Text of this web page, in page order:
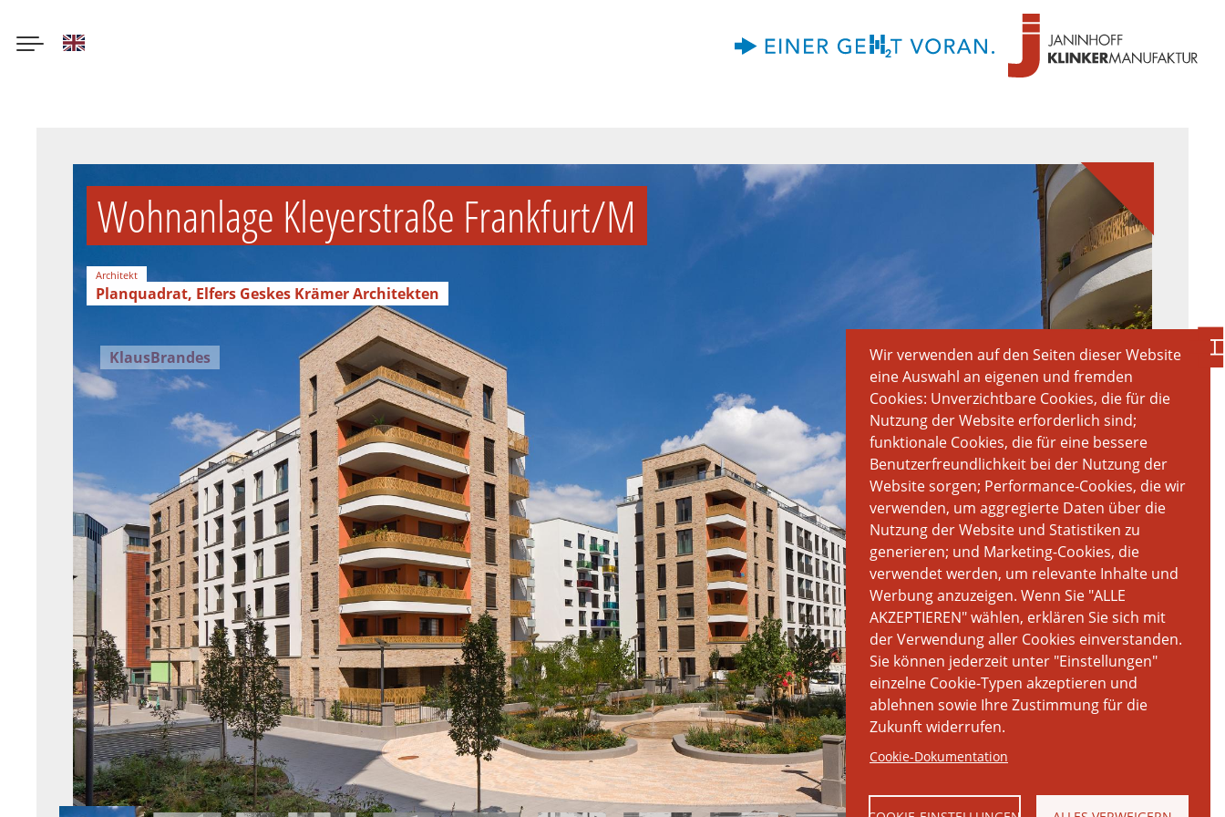
Wohnanlage Kleyerstraße Frankfurt/M
Architekt
Planquadrat, Elfers Geskes Krämer Architekten
KlausBrandes
Wir verwenden auf den Seiten dieser Website
eine Auswahl an eigenen und fremden
Cookies: Unverzichtbare Cookies, die für die
Nutzung der Website erforderlich sind;
funktionale Cookies, die für eine bessere
Benutzerfreundlichkeit bei der Nutzung der
Website sorgen; Performance-Cookies, die wir
verwenden, um aggregierte Daten über die
Nutzung der Website und Statistiken zu
generieren; und Marketing-Cookies, die
verwendet werden, um relevante Inhalte und
Werbung anzuzeigen. Wenn Sie "ALLE
AKZEPTIEREN" wählen, erklären Sie sich mit
der Verwendung aller Cookies einverstanden.
Sie können jederzeit unter "Einstellungen"
einzelne Cookie-Typen akzeptieren und
ablehnen sowie Ihre Zustimmung für die
Zukunft widerrufen.
Cookie-Dokumentation